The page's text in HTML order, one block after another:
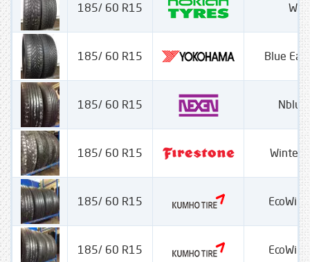
185/ 60 R15
185/ 60 R15 Blue
185/ 60 R15 Nblue
185/ 60 R15
185/ 60 R15
185/ 60 R15